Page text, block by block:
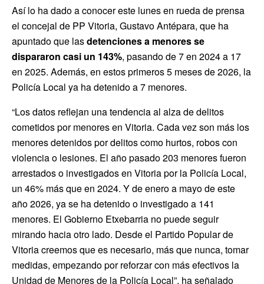
Así lo ha dado a conocer este lunes en rueda de prensa
el concejal de PP Vitoria, Gustavo Antépara, que ha
apuntado que lasdetenciones a menores se
dispararon casi un 143%, pasando de 7 en 2024 a 17
en 2025. Además, en estos primeros 5 meses de 2026, la
Policía Local ya ha detenido a 7 menores.
“Los datos reflejan una tendencia al alza de delitos
cometidos por menores en Vitoria. Cada vez son más los
menores detenidos por delitos como hurtos, robos con
violencia o lesiones. El año pasado 203 menores fueron
arrestados o investigados en Vitoria por la Policía Local,
un 46% más que en 2024. Y de enero a mayo de este
año 2026, ya se ha detenido o investigado a 141
menores. El Gobierno Etxebarria no puede seguir
mirando hacia otro lado. Desde el Partido Popular de
Vitoria creemos que es necesario, más que nunca, tomar
medidas, empezando por reforzar con más efectivos la
Unidad de Menores de la Policía Local”, ha señalado